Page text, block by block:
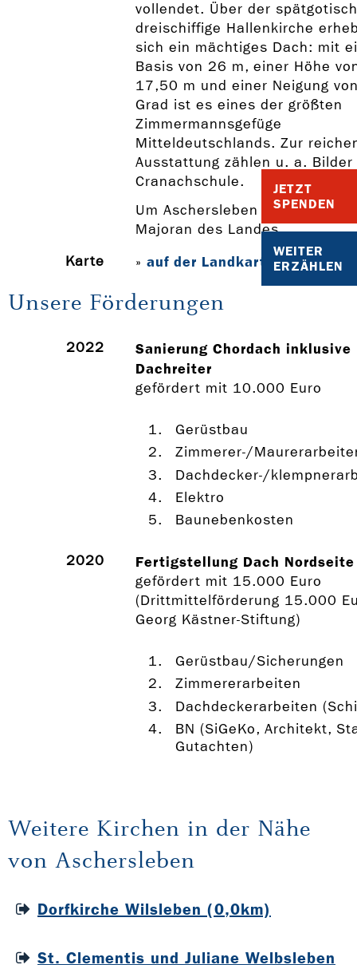
JETZT
SPENDEN
WEITER
ERZÄHLEN
vollendet. Über der
dreischiffige Hallenkirche
sich ein mächtiges Dach: mit
Basis von 26 m, einer Höhe
17,50 m und einer Neigung
Grad ist es eines der größten
Zimmermannsgefüge
Mitteldeutschlands. Zur
Ausstattung zählen u. a. Bilder
Cranachschule.
Um Aschersleben gedeiht der
Majoran des Landes.
Karte
» auf der Landkarte anzeigen
Unsere Förderungen
2022
Sanierung Chordach inklusive
Dachreiter
gefördert mit 10.000 Euro
Gerüstbau
Zimmerer-/
Dachdecker-/
Elektro
Baunebenkosten
2020 Fertigstellung Dach Nordseite
gefördert mit 15.000 Euro
(Drittmittelförderung 15.000
Georg Kästner-Stiftung)
Gerüstbau/Sicherungen
Zimmererarbeiten
Dachdeckerarbeiten
BN (SiGeKo, Architekt,
Gutachten)
Weitere Kirchen in der Nähe
von Aschersleben
Dorfkirche Wilsleben (0,0km)
St. Clementis und Juliane Welbsleben